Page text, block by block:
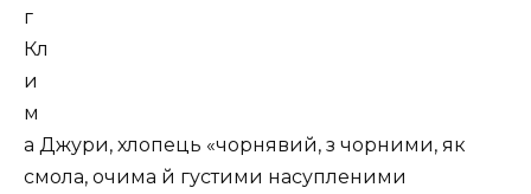
г
Кл
и
м
а Джури, хлопець «чорнявий, з чорними, як
смола, очима й густими насупленими